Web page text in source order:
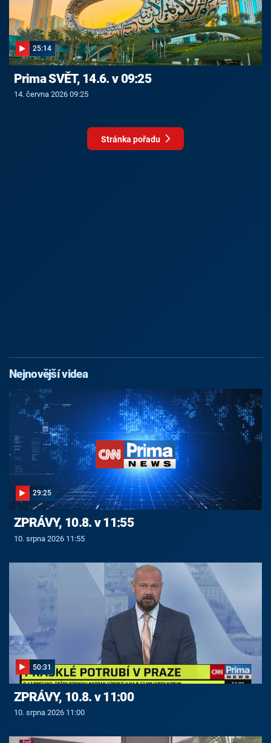
25:14
Prima SVĚT, 14.6. v 09:25
14. června 2026 09:25
Stránka pořadu
Nejnovější videa
29:25
ZPRÁVY, 10.8. v 11:55
10. srpna 2026 11:55
50:31
ZPRÁVY, 10.8. v 11:00
10. srpna 2026 11:00